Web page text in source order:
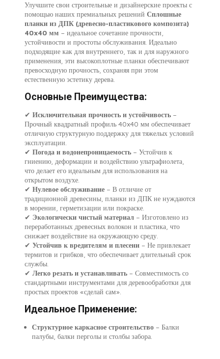
Улучшите свои строительные и дизайнерские проекты с
помощью наших премиальных решений Сплошные
планки из ДПК (древесно-пластикового композита)
40x40 мм – идеальное сочетание прочности,
устойчивости и простоты обслуживания. Идеально
подходящие как для внутреннего, так и для наружного
применения, эти высокоплотные планки обеспечивают
превосходную прочность, сохраняя при этом
естественную эстетику дерева.
Основные Преимущества:
✔ Исключительная прочность и устойчивость –
Прочный квадратный профиль 40x40 мм обеспечивает
отличную структурную поддержку для тяжелых условий
эксплуатации.
✔ Погода и водонепроницаемость – Устойчив к
гниению, деформации и воздействию ультрафиолета,
что делает его идеальным для использования на
открытом воздухе.
✔ Нулевое обслуживание – В отличие от
традиционной древесины, планки из ДПК не нуждаются
в морении, герметизации или покраске.
✔ Экологически чистый материал – Изготовлено из
переработанных древесных волокон и пластика, что
снижает воздействие на окружающую среду.
✔ Устойчив к вредителям и плесени – Не привлекает
термитов и грибков, что обеспечивает длительный срок
службы.
✔ Легко резать и устанавливать – Совместимость со
стандартными инструментами для деревообработки для
простых проектов «сделай сам».
Идеальное Применение:
Структурное каркасное строительство – Балки
палубы, балки перголы и столбы забора.